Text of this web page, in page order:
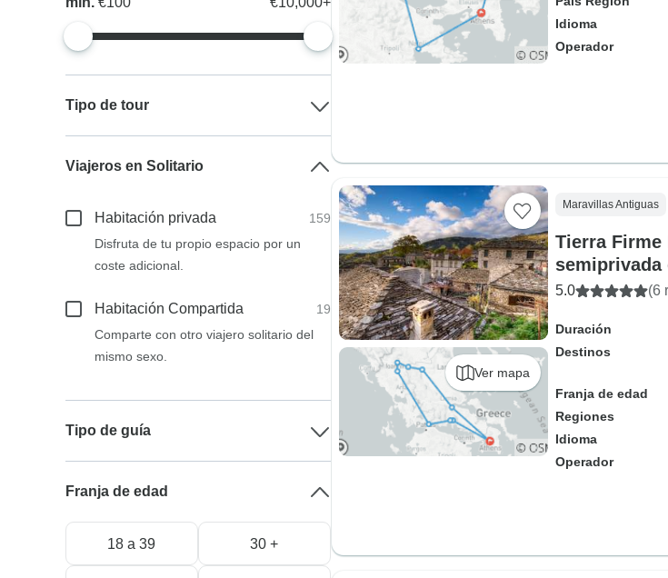
Idioma
Operador
Ver mapa
Maravillas Antiguas
Tierra
semiprivada
5.0 (6
Duración
Destinos
Franja de edad
Regiones
Idioma
Operador
Tipo de tour
Viajeros en Solitario
Habitación privada
159
Disfruta de tu propio espacio por un
coste adicional.
Habitación Compartida
19
Comparte con otro viajero solitario del
mismo sexo.
Tipo de guía
Franja de edad
18 a 39 30 +